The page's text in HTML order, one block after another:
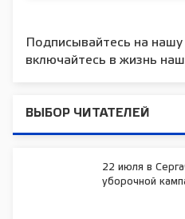
Подписывайтесь на нашу
включайтесь в жизнь
ВЫБОР ЧИТАТЕЛЕЙ
22 июля в
уборочной